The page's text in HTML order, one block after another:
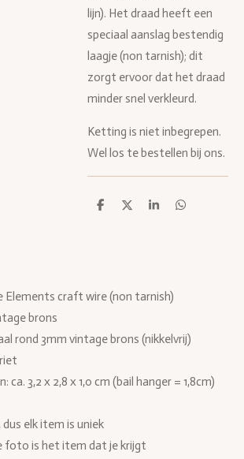
lijn). Het draad heeft een
speciaal aanslag bestendig
laagje (non tarnish); dit
zorgt ervoor dat het draad
minder snel verkleurd.
Ketting is niet inbegrepen.
Wel los te bestellen bij ons.
D
D
S
D
Elements craft wire (non tarnish)
brons
rond 3mm vintage brons (nikkelvrij)
ca. 3,2 x 2,8 x 1,0 cm (bail hanger = 1,8cm)
elk item is uniek
foto is het item dat je krijgt